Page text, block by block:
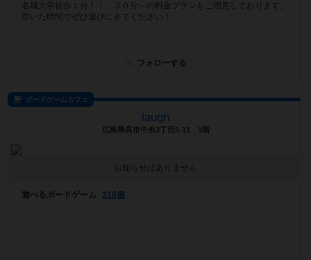
名城大学徒歩１分！！ ３０分～の料金プランをご用意しております。
空いた時間でぜひ遊びにきてください！
フォローする
ボードゲームカフェ
laugh
広島県呉市中央3丁目5-11 1階
お知らせはありません
遊べるボードゲーム 318個